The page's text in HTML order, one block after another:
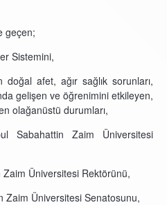
geçen;
Sistemini,
afet, ağır sağlık sorunları,
gelişen ve öğrenimini etkileyen,
olağanüstü durumları,
Sabahattin Zaim Üniversitesi
Üniversitesi Rektörünü,
Zaim Üniversitesi Senatosunu,